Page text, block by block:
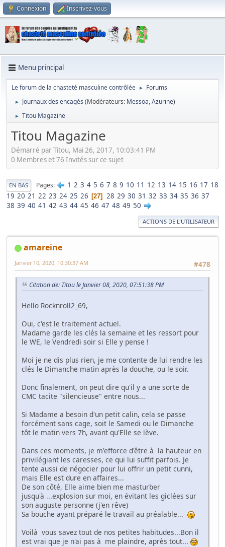
Connexion Inscrivez-vous
Menu principal
Le forum de la chasteté masculine contrôlée ► Forums
► Journaux des encagés (Modérateurs: Messoa,Azurine)
► Titou Magazine
Titou Magazine
Démarré par Titou, Mai 26, 2017, 10:03:41 PM
0 Membres et 76 Invités sur ce sujet
EN BAS Pages 1 2 3 4 5 6 7 8 9 10 11 12 13 14 15 16 17 18
19 20 21 22 23 24 25 26 27 28 29 30 31 32 33 34 35 36 37
38 39 40 41 42 43 44 45 46 47 48 49 50
ACTIONS DE L'UTILISATEUR
amareine
#478
Janvier 10, 2020, 10:30:37 AM
Citation de: Titou le Janvier 08, 2020, 07:51:38 PM
Hello Rocknroll2_69,
Oui, c'est le traitement actuel.
Madame garde les clés la semaine et les ressort pour
le WE, le Vendredi soir si Elle y pense !
Moi je ne dis plus rien, je me contente de lui rendre les
clés le Dimanche matin après la douche, ou le soir.
Donc finalement, on peut dire qu'il y a une sorte de
CMC tacite "silencieuse" entre nous...
Si Madame a besoin d'un petit calin, cela se passe
forcément sans cage, soit le Samedi ou le Dimanche
tôt le matin vers 7h, avant qu'Elle se lève.
Dans ces moments, je m'efforce d'être à la hauteur en
privilégiant les caresses, ce qui lui suffit parfois. Je
tente aussi de négocier pour lui offrir un petit cunni,
mais Elle est dure en affaires...
De son côté, Elle aime bien me masturber
jusqu'à ...explosion sur moi, en évitant les giclées sur
son auguste personne (j'en rêve)
Sa bouche ayant préparé le travail au préalable...
Voilà vous savez tout de nos petites habitudes...Bon il
est vrai que je n'ai pas à me plaindre, après tout...